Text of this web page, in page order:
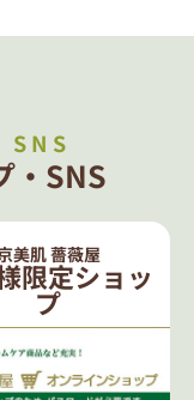
SNS
・SNS
美肌 薔薇屋
限定ショッ
プ